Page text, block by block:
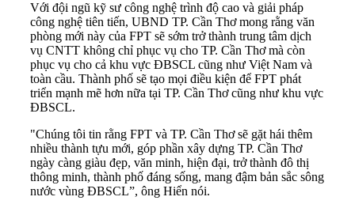
Với đội ngũ kỹ sư công nghệ trình độ cao và giải pháp
công nghệ tiên tiến, UBND TP. Cần Thơ mong rằng văn
phòng mới này của FPT sẽ sớm trở thành trung tâm dịch
vụ CNTT không chỉ phục vụ cho TP. Cần Thơ mà còn
phục vụ cho cả khu vực ĐBSCL cũng như Việt Nam và
toàn cầu. Thành phố sẽ tạo mọi điều kiện để FPT phát
triển mạnh mẽ hơn nữa tại TP. Cần Thơ cũng như khu vực
ĐBSCL.
"Chúng tôi tin rằng FPT và TP. Cần Thơ sẽ gặt hái thêm
nhiều thành tựu mới, góp phần xây dựng TP. Cần Thơ
ngày càng giàu đẹp, văn minh, hiện đại, trở thành đô thị
thông minh, thành phố đáng sống, mang đậm bản sắc sông
nước vùng ĐBSCL”, ông Hiển nói.